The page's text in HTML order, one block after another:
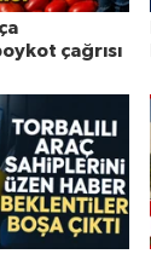
çağrısı